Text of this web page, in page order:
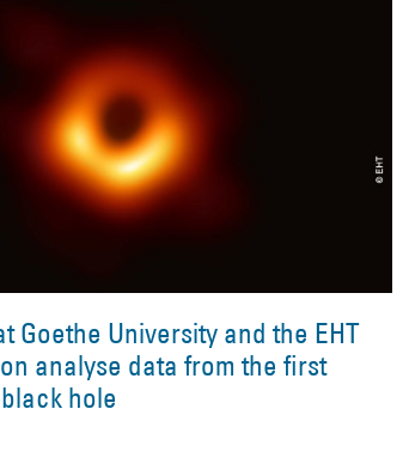
Goethe University and the EHT
analyse data from the first
hole